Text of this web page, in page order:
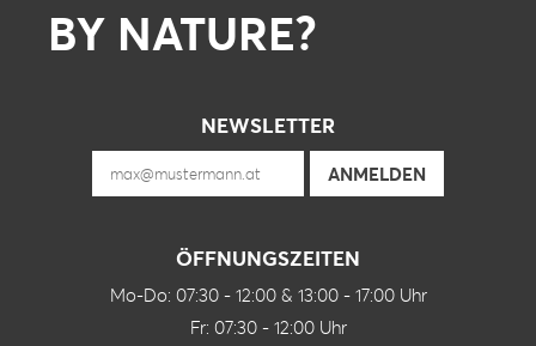
BY NATURE?
NEWSLETTER
ÖFFNUNGSZEITEN
Mo-Do: 07:30 - 12:00 & 13:00 - 17:00 Uhr
Fr: 07:30 - 12:00 Uhr